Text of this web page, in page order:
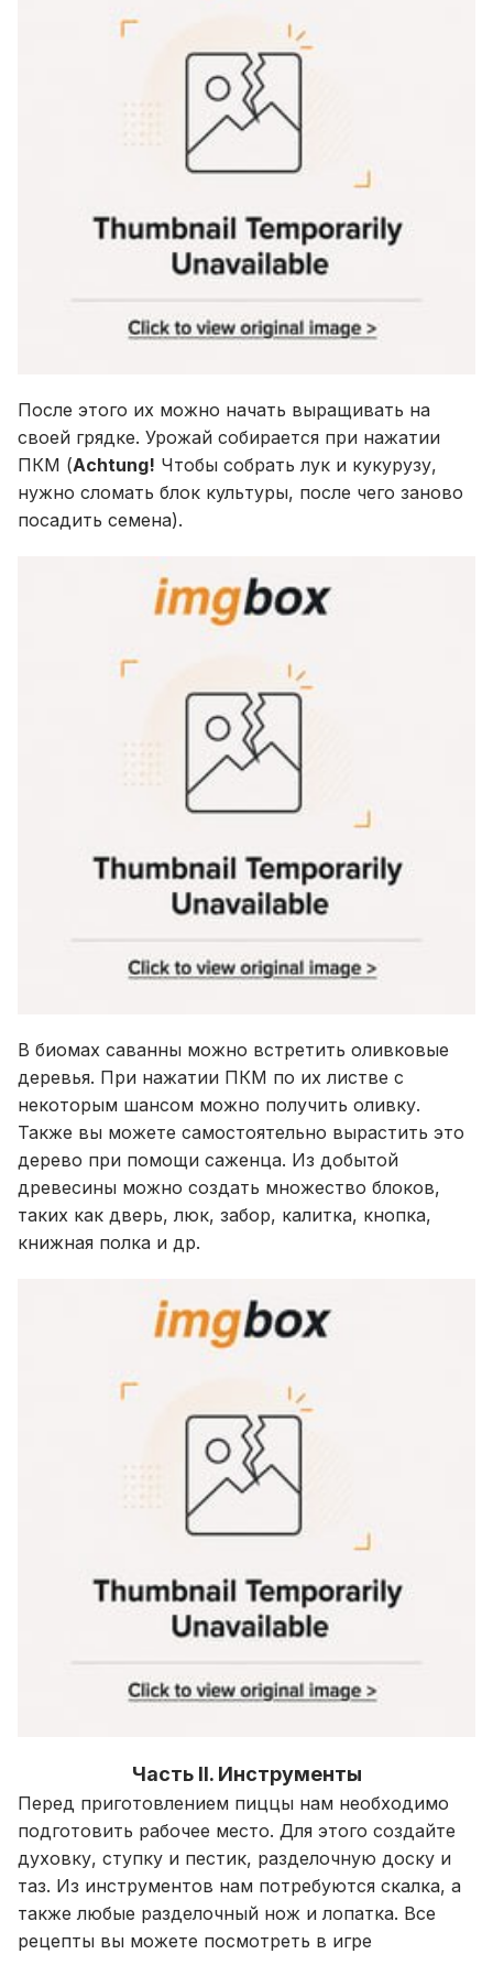
После этого их можно начать выращивать на
своей грядке. Урожай собирается при нажатии
ПКМ (Achtung! Чтобы собрать лук и кукурузу,
нужно сломать блок культуры, после чего заново
посадить семена).
В биомах саванны можно встретить оливковые
деревья. При нажатии ПКМ по их листве с
некоторым шансом можно получить оливку.
Также вы можете самостоятельно вырастить это
дерево при помощи саженца. Из добытой
древесины можно создать множество блоков,
таких как дверь, люк, забор, калитка, кнопка,
книжная полка и др.
Часть II. Инструменты
Перед приготовлением пиццы нам необходимо
подготовить рабочее место. Для этого создайте
духовку, ступку и пестик, разделочную доску и
таз. Из инструментов нам потребуются скалка, а
также любые разделочный нож и лопатка. Все
рецепты вы можете посмотреть в игре